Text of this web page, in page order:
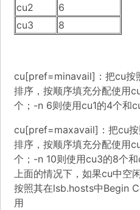
cu2
6
cu3
8
cu[pref=minavail]：把cu按
排序，按顺序填充分配使用
个；-n 6则使用cu1的4个和
cu[pref=maxavail]：把cu
排序，按顺序填充分配使用
个；-n 10则使用cu3的8个和
上面的情况下，如果cu中
按照其在lsb.hosts中Begin
用